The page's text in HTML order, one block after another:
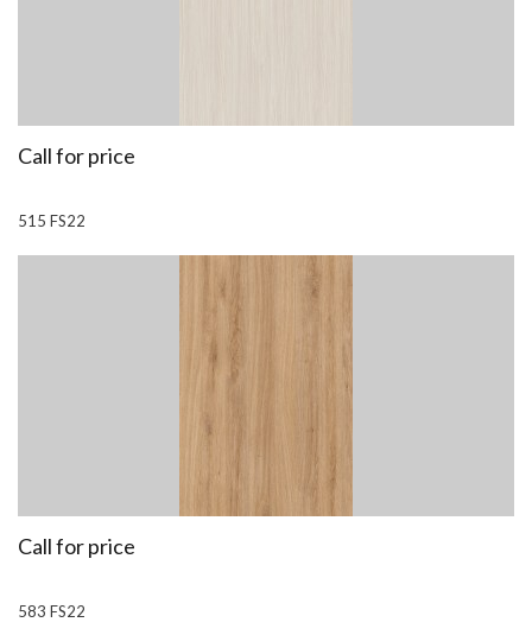
Call for price
515 FS22
Call for price
583 FS22